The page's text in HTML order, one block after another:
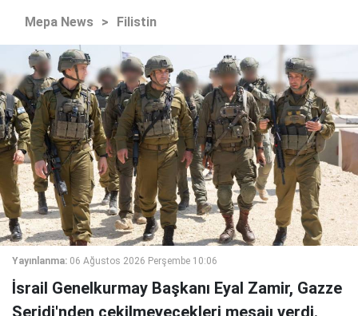
Mepa News > Filistin
Yayınlanma: 06 Ağustos 2026 Perşembe 10:06
İsrail Genelkurmay Başkanı Eyal Zamir, Gazze
Şeridi'nden çekilmeyecekleri mesajı verdi.